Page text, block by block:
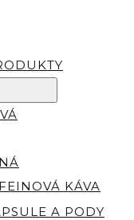
KÁVA
A PODY